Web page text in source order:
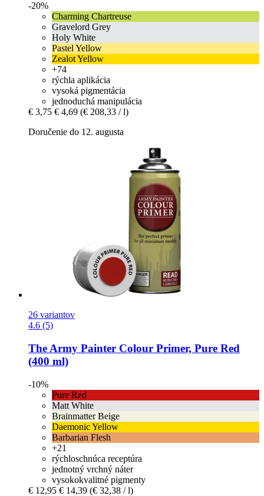
-20%
Charming Chartreuse
Gravelord Grey
Holy White
Pastel Yellow
Zealot Yellow
+74
rýchla aplikácia
vysoká pigmentácia
jednoduchá manipulácia
€ 3,75 € 4,69 (€ 208,33 / l)
Doručenie do 12. augusta
26 variantov
4.6 (5)
The Army Painter Colour Primer, Pure Red
(400 ml)
-10%
Pure Red
Matt White
Brainmatter Beige
Daemonic Yellow
Barbarian Flesh
+21
rýchloschnúca receptúra
jednotný vrchný náter
vysokokvalitné pigmenty
€ 12,95 € 14,39 (€ 32,38 / l)